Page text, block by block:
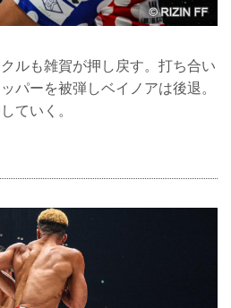
ルも雑賀が押し戻す。打ち合い
パーを被弾しベイノアは後退。
ていく。